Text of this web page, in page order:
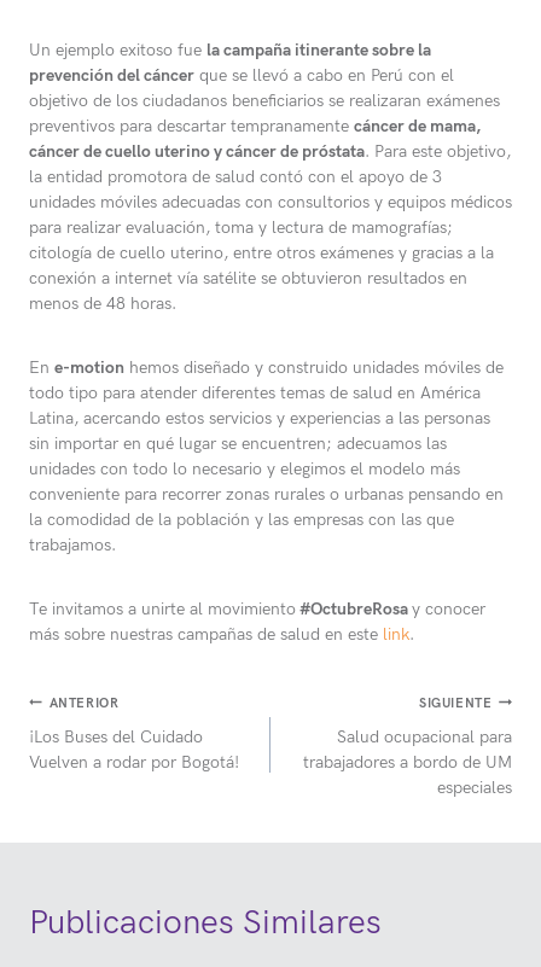
Un ejemplo exitoso fue la campaña itinerante sobre la
prevención del cáncer que se llevó a cabo en Perú con el
objetivo de los ciudadanos beneficiarios se realizaran exámenes
preventivos para descartar tempranamente cáncer de mama,
cáncer de cuello uterino y cáncer de próstata. Para este objetivo,
la entidad promotora de salud contó con el apoyo de 3
unidades móviles adecuadas con consultorios y equipos médicos
para realizar evaluación, toma y lectura de mamografías;
citología de cuello uterino, entre otros exámenes y gracias a la
conexión a internet vía satélite se obtuvieron resultados en
menos de 48 horas.
En e-motion hemos diseñado y construido unidades móviles de
todo tipo para atender diferentes temas de salud en América
Latina, acercando estos servicios y experiencias a las personas
sin importar en qué lugar se encuentren; adecuamos las
unidades con todo lo necesario y elegimos el modelo más
conveniente para recorrer zonas rurales o urbanas pensando en
la comodidad de la población y las empresas con las que
trabajamos.
Te invitamos a unirte al movimiento#OctubreRosay conocer
más sobre nuestras campañas de salud en este link.
Navegación
de
ANTERIOR
¡Los Buses del Cuidado
Vuelven a rodar por Bogotá!
SIGUIENTE
Salud ocupacional para
trabajadores a bordo de UM
especiales
Publicaciones Similares